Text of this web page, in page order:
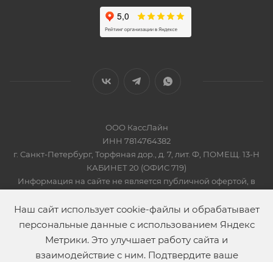
ООО КассЛайн
ИНН 7814764382
г. Санкт-Петербург, Торфяная дор., д. 7, лит. Ф, ПОМЕЩ. 13-Н
КАБИНЕТ 20 (ОФИС 719)
Информация на сайте не является публичной офертой, в
2019-2026 © КАССЛАЙН
Наш сайт использует cookie-файлы и обрабатывает
персональные данные с использованием Яндекс
Метрики. Это улучшает работу сайта и
взаимодействие с ним. Подтвердите ваше